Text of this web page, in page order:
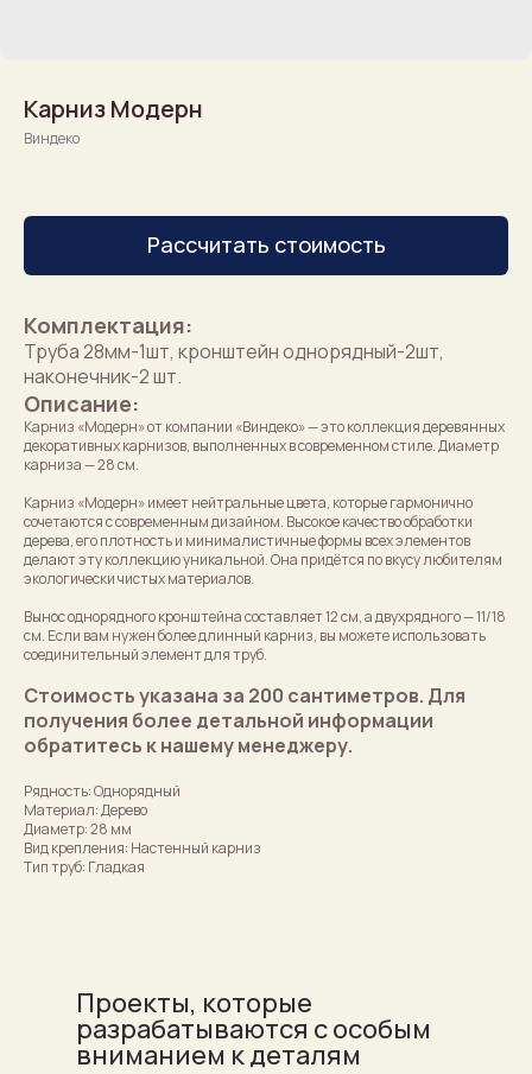
Карниз Модерн
Виндеко
Рассчитать стоимость
Комплектация:
Труба 28мм-1шт, кронштейн однорядный-2шт,
наконечник-2 шт.
Описание:
Карниз «Модерн» от компании «Виндеко» — это коллекция деревянных
декоративных карнизов, выполненных в современном стиле. Диаметр
карниза — 28 см.
Карниз «Модерн» имеет нейтральные цвета, которые гармонично
сочетаются с современным дизайном. Высокое качество обработки
дерева, его плотность и минималистичные формы всех элементов
делают эту коллекцию уникальной. Она придётся по вкусу любителям
экологически чистых материалов.
Вынос однорядного кронштейна составляет 12 см, а двухрядного — 11/18
см. Если вам нужен более длинный карниз, вы можете использовать
соединительный элемент для труб.
Стоимость указана за 200 сантиметров. Для
получения более детальной информации
обратитесь к нашему менеджеру.
Рядность: Однорядный
Материал: Дерево
Диаметр: 28 мм
Вид крепления: Настенный карниз
Тип труб: Гладкая
Проекты, которые
разрабатываются с особым
вниманием к деталям